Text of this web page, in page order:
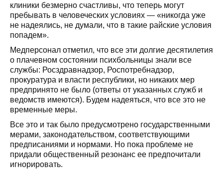
клиники безмерно счастливы, что теперь могут
пребывать в человеческих условиях — «никогда уже
не надеялись, не думали, что в такие райские условия
попадем».
Медперсонал отметил, что все эти долгие десятилетия
о плачевном состоянии психбольницы знали все
службы: Росздравнадзор, Роспотребнадзор,
прокуратура и власти республики, но никаких мер
предпринято не было (ответы от указанных служб и
ведомств имеются). Будем надеяться, что все это не
временные меры.
Все это и так было предусмотрено государственными
мерами, законодательством, соответствующими
предписаниями и нормами. Но пока проблеме не
придали общественный резонанс ее предпочитали
игнорировать.